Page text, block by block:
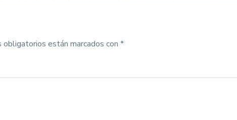
obligatorios están marcados con *